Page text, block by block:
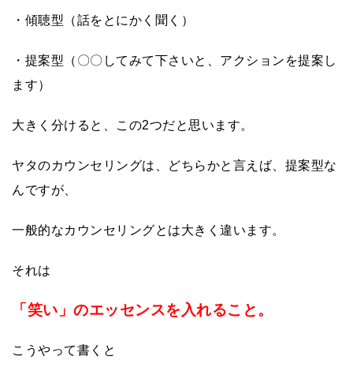
・傾聴型（話をとにかく聞く）
・提案型（〇〇してみて下さいと、アクションを提案し
ます）
大きく分けると、この2つだと思います。
ヤタのカウンセリングは、どちらかと言えば、提案型な
んですが、
一般的なカウンセリングとは大きく違います。
それは
「笑い」のエッセンスを入れること。
こうやって書くと